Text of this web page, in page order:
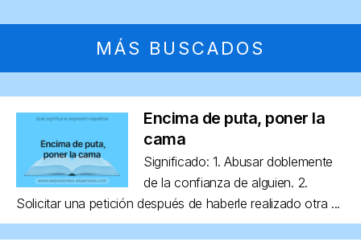
MÁS BUSCADOS
Encima de puta, poner la
cama
Significado: 1. Abusar doblemente
de la confianza de alguien. 2.
Solicitar una petición después de haberle realizado otra ...